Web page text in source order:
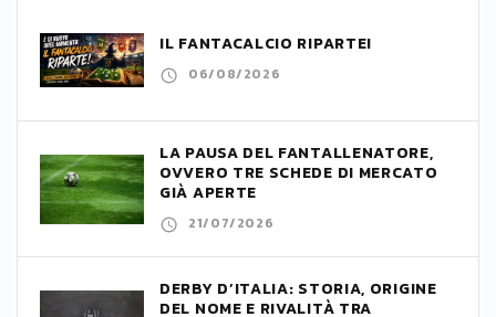
IL FANTACALCIO RIPARTE!
06/08/2026
LA PAUSA DEL FANTALLENATORE,
OVVERO TRE SCHEDE DI MERCATO
GIÀ APERTE
21/07/2026
DERBY D’ITALIA: STORIA, ORIGINE
DEL NOME E RIVALITÀ TRA